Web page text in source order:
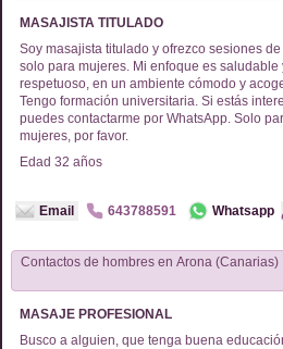
MASAJISTA TITULADO
Soy masajista titulado y ofrezco sesiones
solo para mujeres. Mi enfoque es saludable
respetuoso, en un ambiente cómodo y
Tengo formación universitaria. Si estás
puedes contactarme por WhatsApp. Solo
mujeres, por favor.
Edad 32 años
Email 643788591 Whatsapp
Contactos de hombres en Arona (Canarias)
MASAJE PROFESIONAL
Busco a alguien, que tenga buena